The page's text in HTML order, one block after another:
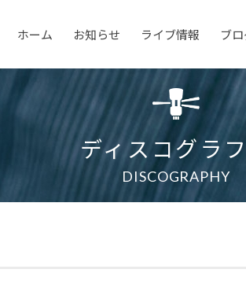
ホーム お知らせ ライブ情報 ブ
ディスコグラ
DISCOGRAPHY